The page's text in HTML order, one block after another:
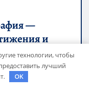
—
и
2023
технологии, чтобы
лучший
OK